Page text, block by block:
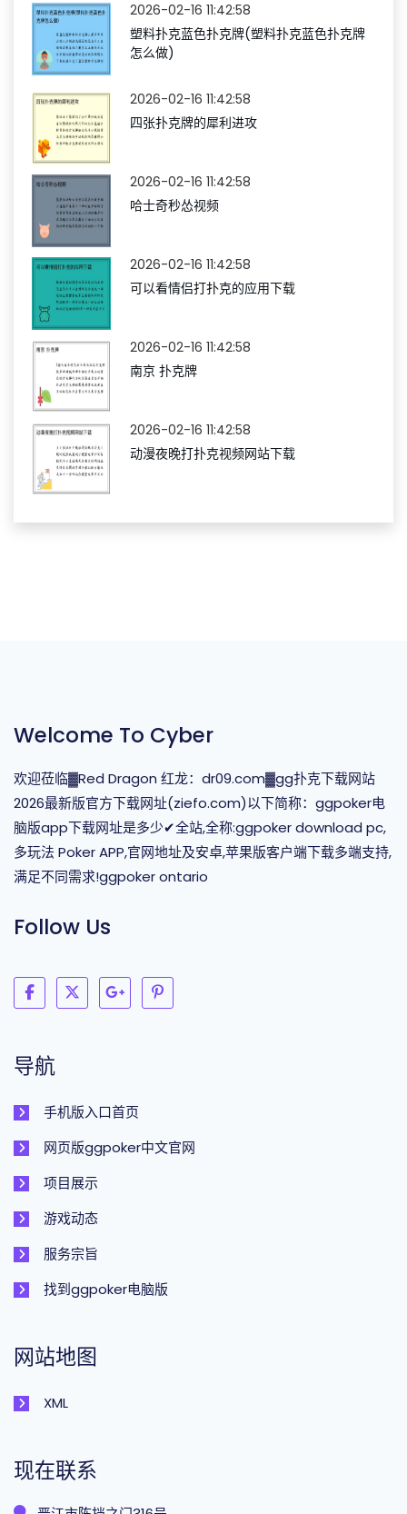
2026-02-16 11:42:58
塑料扑克蓝色扑克牌(塑料扑克蓝色扑克牌
怎么做)
2026-02-16 11:42:58
四张扑克牌的犀利进攻
2026-02-16 11:42:58
哈士奇秒怂视频
2026-02-16 11:42:58
可以看情侣打扑克的应用下载
2026-02-16 11:42:58
南京 扑克牌
2026-02-16 11:42:58
动漫夜晚打扑克视频网站下载
Welcome To Cyber
欢迎莅临▓Red Dragon 红龙：dr09.com▓gg扑克下载网站
2026最新版官方下载网址(ziefo.com)以下简称：ggpoker电
脑版app下载网址是多少✔全站,全称:ggpoker download pc,
多玩法 Poker APP,官网地址及安卓,苹果版客户端下载多端支持,
满足不同需求!ggpoker ontario
Follow Us
导航
手机版入口首页
网页版ggpoker中文官网
项目展示
游戏动态
服务宗旨
找到ggpoker电脑版
网站地图
XML
现在联系